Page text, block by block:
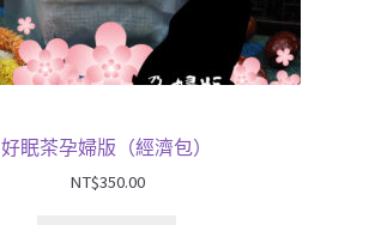
好眠茶孕婦版（經濟包）
NT$350.00